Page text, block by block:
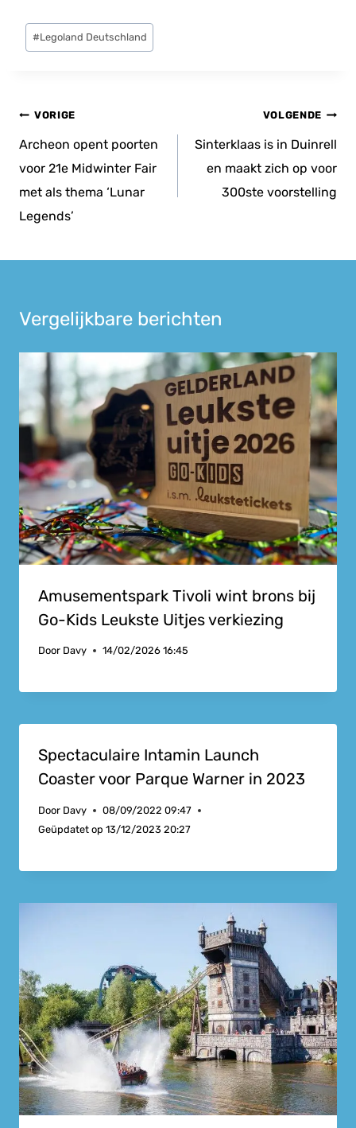
Bericht
tags:
#Legoland Deutschland
Bericht
navigatie
VORIGE
Archeon opent poorten
voor 21e Midwinter Fair
met als thema ‘Lunar
Legends’
VOLGENDE
Sinterklaas is in Duinrell
en maakt zich op voor
300ste voorstelling
Vergelijkbare berichten
Amusementspark Tivoli wint brons bij
Go-Kids Leukste Uitjes verkiezing
Door Davy 14/02/2026 16:45
Spectaculaire Intamin Launch
Coaster voor Parque Warner in 2023
Door Davy
08/09/2022 09:47
Geüpdatet op 13/12/2023 20:27